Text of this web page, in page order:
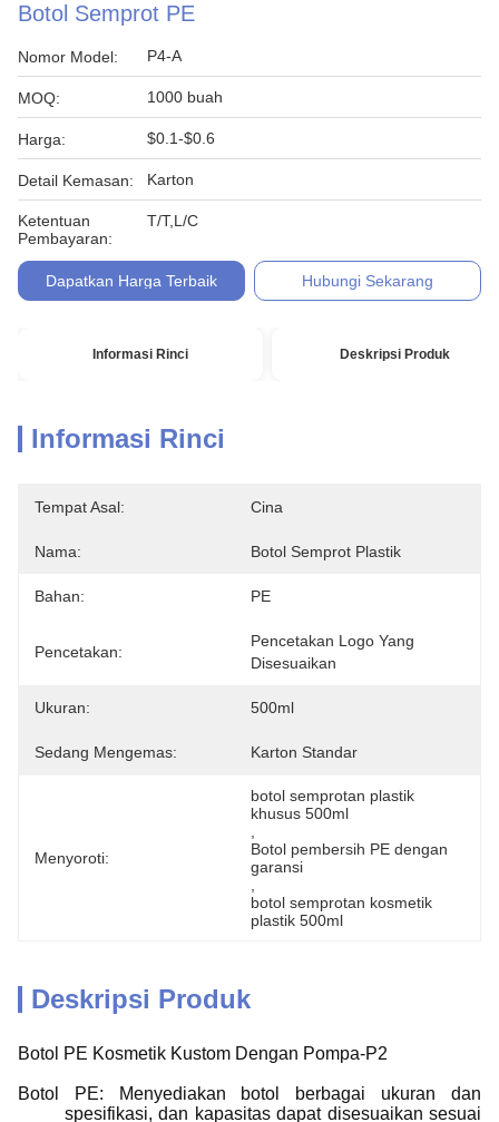
Botol Semprot PE
Nomor Model: P4-A
MOQ: 1000 buah
Harga: $0.1-$0.6
Detail Kemasan: Karton
Ketentuan
Pembayaran:
T/T,L/C
Dapatkan Harga Terbaik Hubungi Sekarang
Informasi Rinci Deskripsi Produk
Informasi Rinci
Tempat Asal: Cina
Nama: Botol Semprot Plastik
Bahan: PE
Pencetakan:
Pencetakan Logo Yang
Disesuaikan
Ukuran: 500ml
Sedang Mengemas: Karton Standar
Menyoroti:
botol semprotan plastik
khusus 500ml
Botol pembersih PE dengan
garansi
botol semprotan kosmetik
plastik 500ml
Deskripsi Produk
Botol PE Kosmetik Kustom Dengan Pompa-P2
Botol PE: Menyediakan botol berbagai ukuran dan
spesifikasi, dan kapasitas dapat disesuaikan sesuai